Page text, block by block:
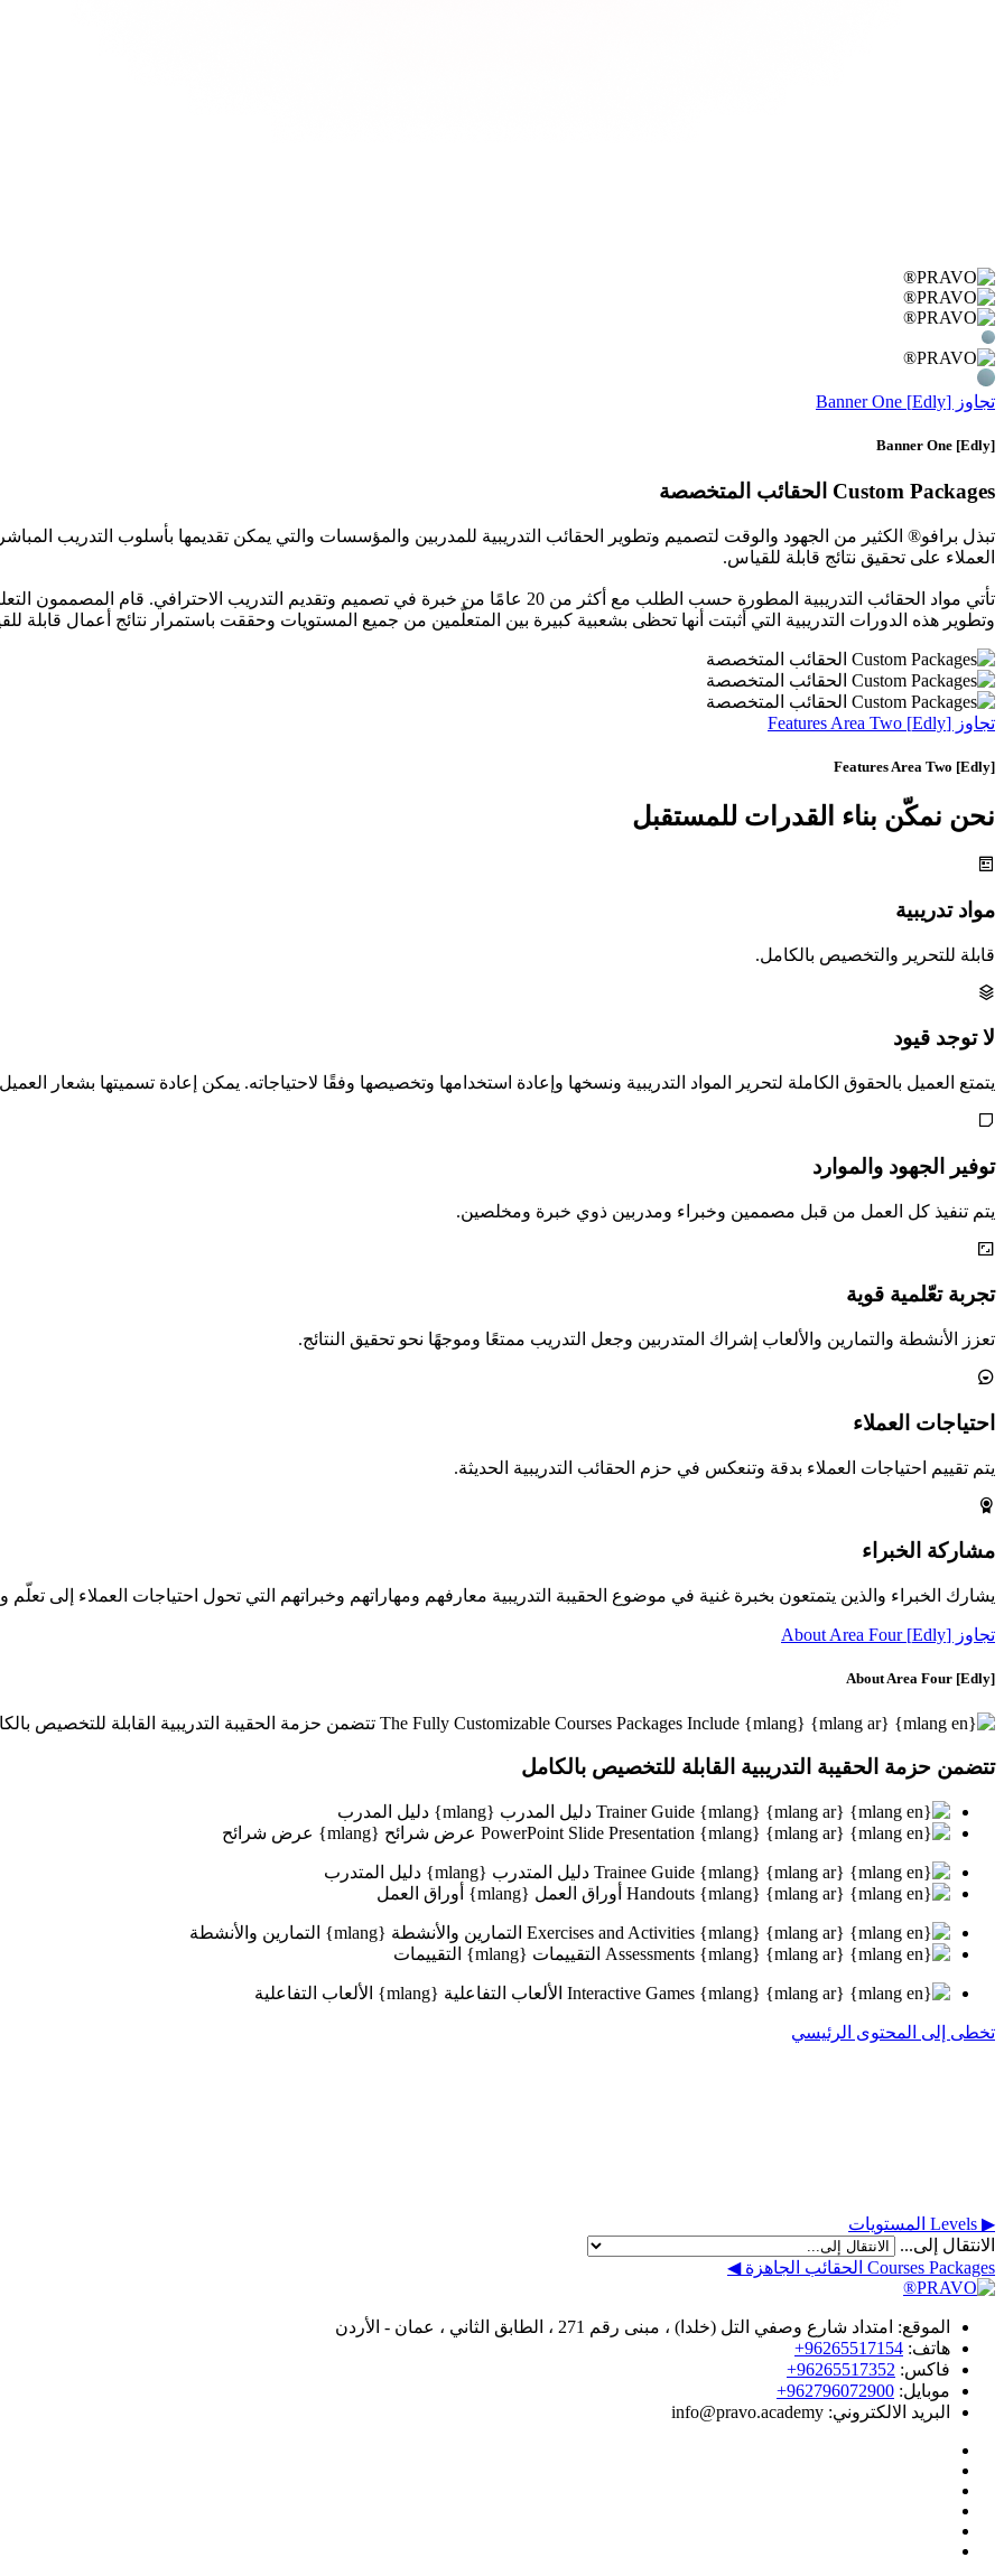
تجاوز [Edly] Banner One
[Edly] Banner One
Custom Packages الحقائب المتخصصة
تبذل برافو® الكثير من الجهود والوقت لتصميم وتطوير الحقائب التدريبية للمدربين والمؤسسات والتي يمكن تقديمها بأسلوب التدريب
العملاء على تحقيق نتائج قابلة للقياس.
تأتي مواد الحقائب التدريبية المطورة حسب الطلب مع أكثر من 20 عامًا من خبرة في تصميم وتقديم التدريب
وتطوير هذه الدورات التدريبية التي أثبتت أنها تحظى بشعبية كبيرة بين المتعلّمين من جميع المستويات وحققت باستمرار نتائج أعمال قابلة
تجاوز [Edly] Features Area Two
[Edly] Features Area Two
نحن نمكّن بناء القدرات للمستقبل
مواد تدريبية
قابلة للتحرير والتخصيص بالكامل.
لا توجد قيود
يتمتع العميل بالحقوق الكاملة لتحرير المواد التدريبية ونسخها وإعادة استخدامها وتخصيصها وفقًا لاحتياجاته. يمكن إعادة تسميتها بشعار
توفير الجهود والموارد
يتم تنفيذ كل العمل من قبل مصممين وخبراء ومدربين ذوي خبرة ومخلصين.
تجربة تعّلمية قوية
تعزز الأنشطة والتمارين والألعاب إشراك المتدربين وجعل التدريب ممتعًا وموجهًا نحو تحقيق النتائج.
احتياجات العملاء
يتم تقييم احتياجات العملاء بدقة وتنعكس في حزم الحقائب التدريبية الحديثة.
مشاركة الخبراء
يشارك الخبراء والذين يتمتعون بخبرة غنية في موضوع الحقيبة التدريبية معارفهم ومهاراتهم وخبراتهم التي تحول احتياجات العملاء إلى تعلّم
تجاوز [Edly] About Area Four
[Edly] About Area Four
تتضمن حزمة الحقيبة التدريبية القابلة للتخصيص بالكامل
دليل المدرب
عرض شرائح
دليل المتدرب
أوراق العمل
التمارين والأنشطة
التقييمات
الألعاب التفاعلية
تخطى إلى المحتوى الرئيسي
▶︎
Levels المستويات
الانتقال إلى...
Courses Packages الحقائب الجاهزة◀︎
الموقع: امتداد شارع وصفي التل (خلدا) ، مبنى رقم 271 ، الطابق الثاني ، عمان - الأردن
هاتف: 96265517154+
فاكس: 96265517352+
موبايل: 962796072900+
البريد الالكتروني: info@pravo.academy